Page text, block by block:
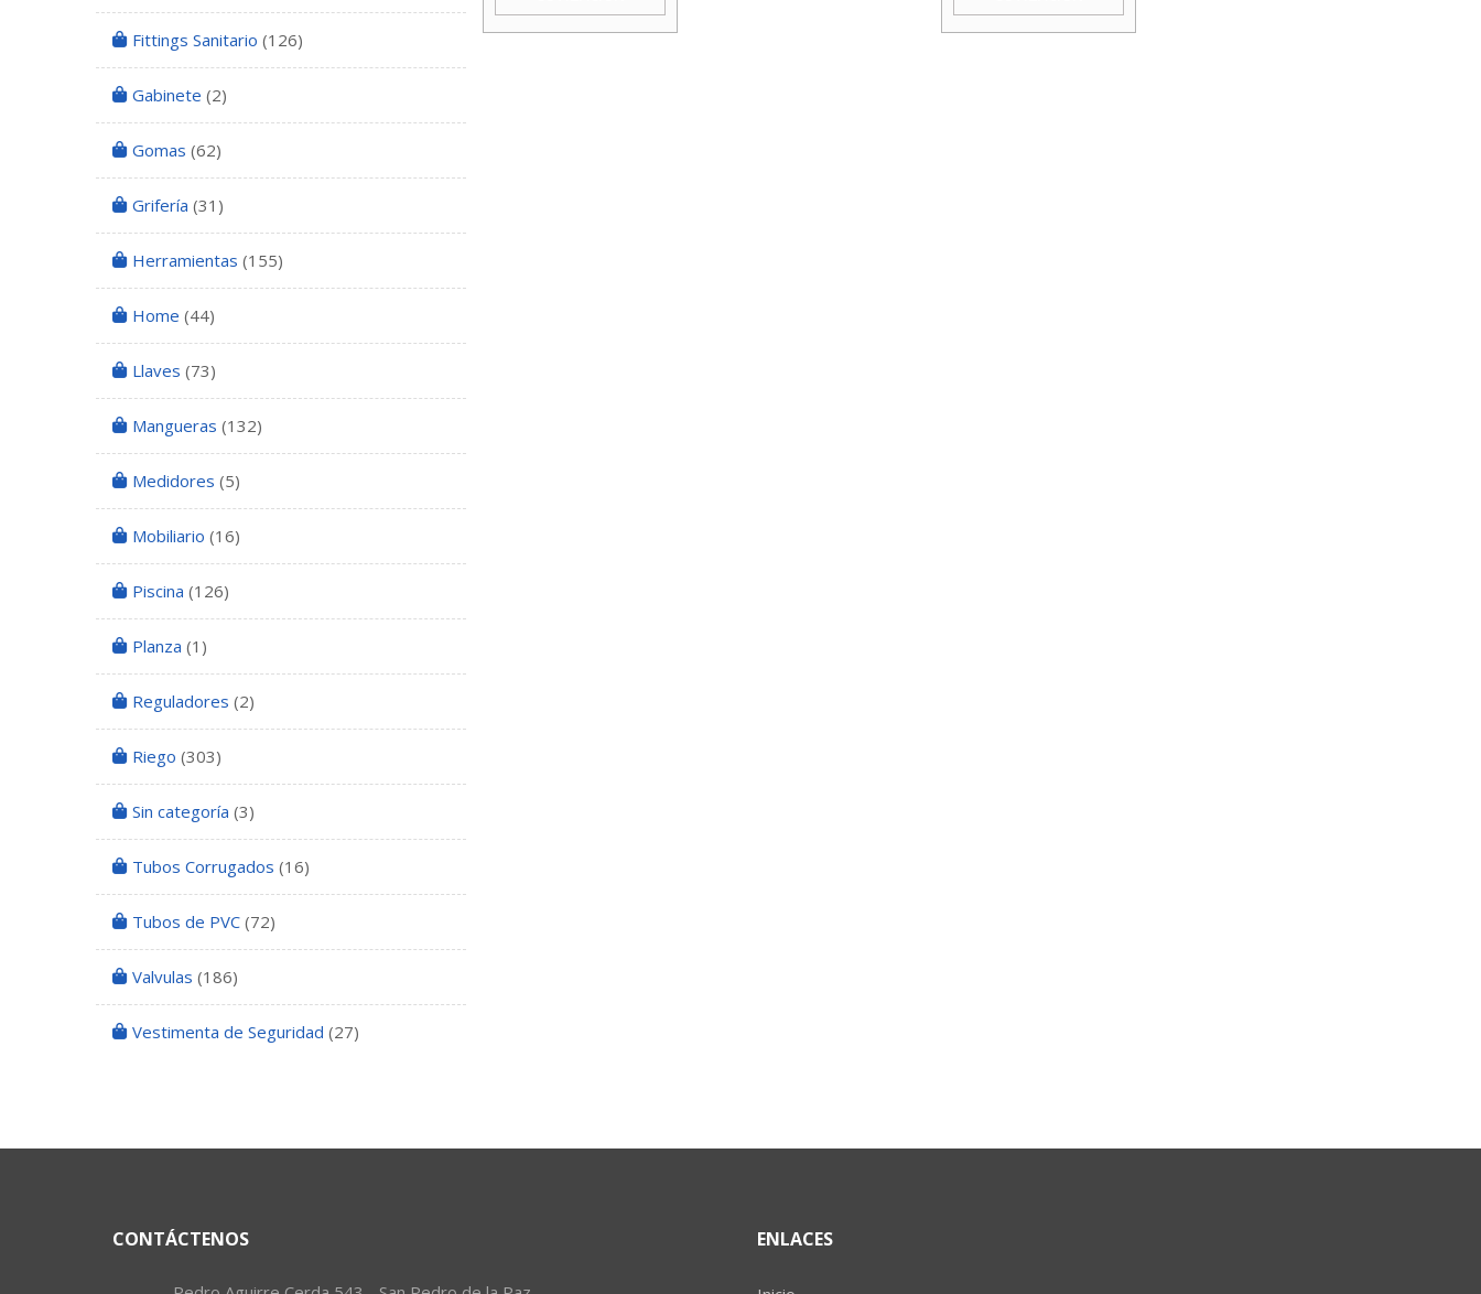
cantidad
Koslan
Fittings Sanitario (126)
Gabinete (2)
Gomas (62)
Grifería (31)
Herramientas (155)
Home (44)
Llaves (73)
Mangueras (132)
Medidores (5)
Mobiliario (16)
Piscina (126)
Planza (1)
Reguladores (2)
Riego (303)
Sin categoría (3)
Tubos Corrugados (16)
Tubos de PVC (72)
Valvulas (186)
Vestimenta de Seguridad (27)
CONTÁCTENOS ENLACES